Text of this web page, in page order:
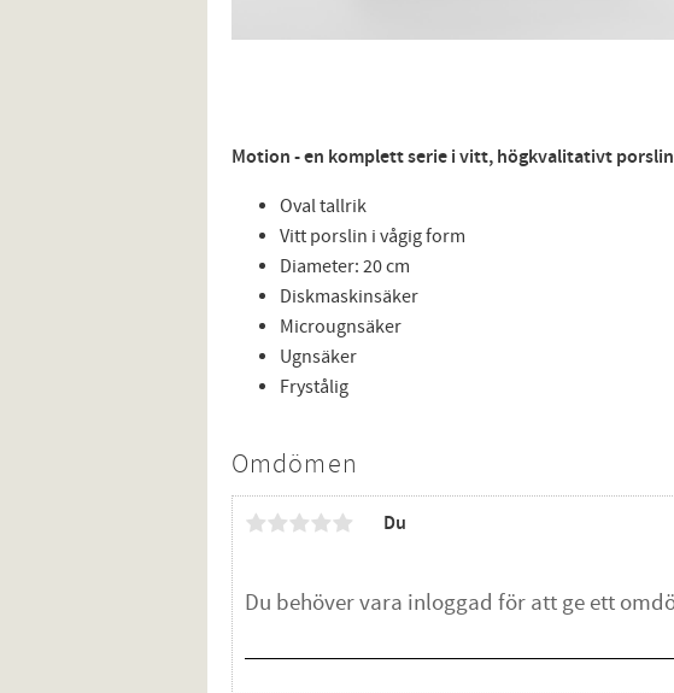
Motion - en komplett serie i vitt, högkvalitativt porslin
Oval tallrik
Vitt porslin i vågig form
Diameter: 20 cm
Diskmaskinsäker
Microugnsäker
Ugnsäker
Frystålig
Omdömen
Du